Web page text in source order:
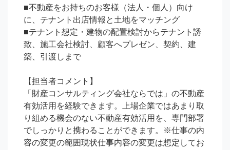
■不動産をお持ちのお客様（法人・個人）向け
に、テナント出店情報と土地をマッチング
■テナント想定・建物の配置検討からテナント誘
致、施工会社検討、顧客へプレゼン、契約、建
築、引渡しまで
【担当者コメント】
「財産コンサルティング会社ならでは」の不動産
有効活用を経験できます。上場企業ではあまり取
り組める機会のない不動産有効活用を、専門部署
でしっかりと携わることができます。※仕事の内
容の変更の範囲現状仕事内容の変更は想定してお